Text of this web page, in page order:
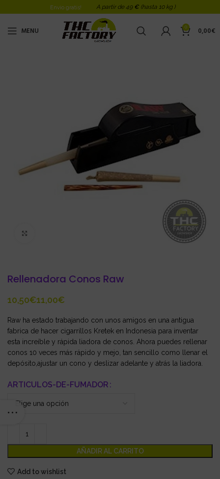
Envio gratis! A partir de 49 € (hasta 10 kg )
MENU 0 0,00€
Rellenadora Conos Raw
€ €
Raw ha estado trabajando con unos amigos en una antigua
fabrica de hacer cigarrillos Kretek en Indonesia para inventar
esta increíble y rápida liadora de conos. Ahora puedes rellenar
conos 10 veces más rápido y mejo, tan sencillo como llenar el
depósito,ajustar un cono y deslizar adelante y atrás la liadora.
ARTICULOS-DE-FUMADOR
AÑADIR AL CARRITO
Add to wishlist